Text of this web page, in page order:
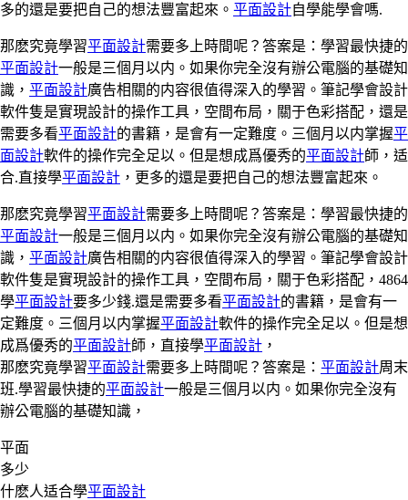
多的還是要把自己的想法豐富起來。 平面設計自學能學會嗎.
那麽究竟學習平面設計需要多上時間呢？答案是：學習最快捷的
平面設計一般是三個月以内。如果你完全沒有辦公電腦的基礎知
識， 平面設計廣告相關的内容很值得深入的學習。筆記學會設計
軟件隻是實現設計的操作工具，空間布局，關于色彩搭配，還是
需要多看平面設計的書籍，是會有一定難度。三個月以内掌握平
面設計軟件的操作完全足以。但是想成爲優秀的平面設計師，适
合.直接學平面設計 ，更多的還是要把自己的想法豐富起來。
那麽究竟學習平面設計需要多上時間呢？答案是：學習最快捷的
平面設計一般是三個月以内。如果你完全沒有辦公電腦的基礎知
識， 平面設計廣告相關的内容很值得深入的學習。筆記學會設計
軟件隻是實現設計的操作工具，空間布局，關于色彩搭配，4864
學平面設計要多少錢.還是需要多看平面設計的書籍，是會有一
定難度。三個月以内掌握平面設計軟件的操作完全足以。但是想
成爲優秀的平面設計師，直接學平面設計 ，
那麽究竟學習平面設計需要多上時間呢？答案是： 平面設計周末
班.學習最快捷的平面設計一般是三個月以内。如果你完全沒有
辦公電腦的基礎知識，
平面
多少
什麽人适合學平面設計